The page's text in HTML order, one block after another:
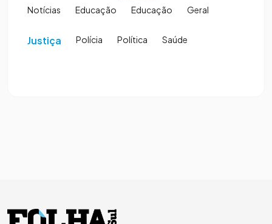
Notícias Educação Educação Geral
Justiça Polícia Política Saúde